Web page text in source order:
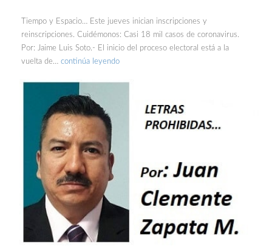
Tiempo y Espacio… Este jueves inician inscripciones y
reinscripciones. Cuidémonos: Casi 18 mil casos de coronavirus.
Por: Jaime Luis Soto.- El inicio del proceso electoral está a la
vuelta de… continúa leyendo